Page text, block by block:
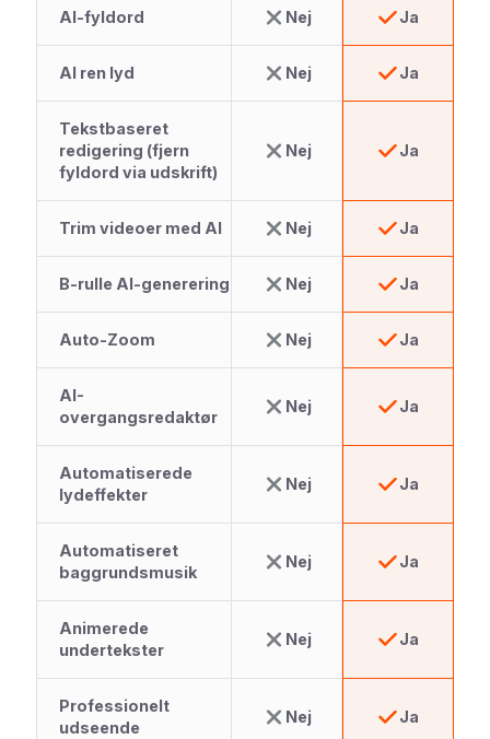
AI-fyldord Nej Ja
AI ren lyd Nej Ja
Tekstbaseret
redigering (fjern
fyldord via udskrift)
Nej Ja
Trim videoer med AI Nej Ja
B-rulle AI-generering Nej Ja
Auto-Zoom Nej Ja
AI-
overgangsredaktør
Nej Ja
Automatiserede
lydeffekter
Nej Ja
Automatiseret
baggrundsmusik
Nej Ja
Animerede
undertekster
Nej Ja
Professionelt
udseende
Nej Ja